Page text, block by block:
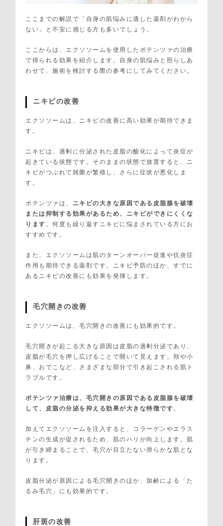
ここまでの解説で「自身の肌悩みに適した薬剤がわから
ない」と不安に感じる方も多いでしょう。
ここからは、エクソソームを使用したポテンツァの治療
で得られる効果を紹介します。自身の肌悩みと照らしあ
わせて、施術を検討する際の参考にしてみてください。
ニキビの改善
エクソソームは、ニキビの改善に高い効果が期待できま
す。
ニキビは、過剰に分泌された皮脂の酸化によって炎症が
起きている状態です。そのままの状態で放置すると、ニ
キビがつぶれて雑菌が繁殖し、さらに症状が悪化しま
す。
ポテンツァは、 ニキビの大きな原因である皮脂腺を破壊
または抑制する効果があるため、ニキビができにくくな
ります 。何度も繰り返すニキビに悩まされている方にお
すすめです。
また、エクソソームは肌のターンオーバー促進や抗炎症
作用も期待できる薬剤です。ニキビ予防のほか、すでに
あるニキビの改善にも効果を発揮します。
毛穴開きの改善
エクソソームは、毛穴開きの改善にも効果的です。
毛穴開きが起こる大きな原因は皮脂の過剰分泌であり、
皮脂が毛穴を押し広げることで開いて見えます。頬や小
鼻、おでこなど、さまざまな部分で引き起こされる肌ト
ラブルです。
ポテンツァ治療は、毛穴開きの原因である皮脂腺を破壊
して、皮脂の分泌を抑える効果が大きな特徴です。
加えてエクソソームを注入すると、コラーゲンやエラス
チンの生成が促されるため、肌のハリが向上します。肌
が引き締まることで、毛穴が目立たない滑らかな肌とな
ります。
皮脂分泌が原因による毛穴開きのほか、加齢による「た
るみ毛穴」にも効果的です。
肝斑の改善